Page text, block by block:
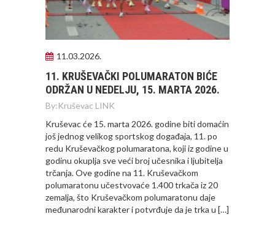
11.03.2026.
11. KRUŠEVAČKI POLUMARATON BIĆE
ODRŽAN U NEDELJU, 15. MARTA 2026.
By:Kruševac LINK
Kruševac će 15. marta 2026. godine biti domaćin
još jednog velikog sportskog događaja, 11. po
redu Kruševačkog polumaratona, koji iz godine u
godinu okuplja sve veći broj učesnika i ljubitelja
trčanja. Ove godine na 11. Kruševačkom
polumaratonu učestvovaće 1.400 trkača iz 20
zemalja, što Kruševačkom polumaratonu daje
međunarodni karakter i potvrđuje da je trka u […]